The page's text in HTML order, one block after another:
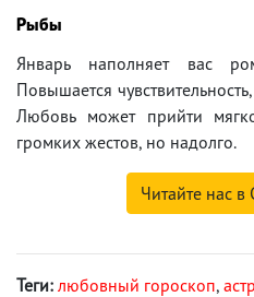
Рыбы
Январь наполняет вас
Повышается
Любовь может прийти
громких жестов, но надолго.
Читайте нас в
Теги: любовный гороскоп,